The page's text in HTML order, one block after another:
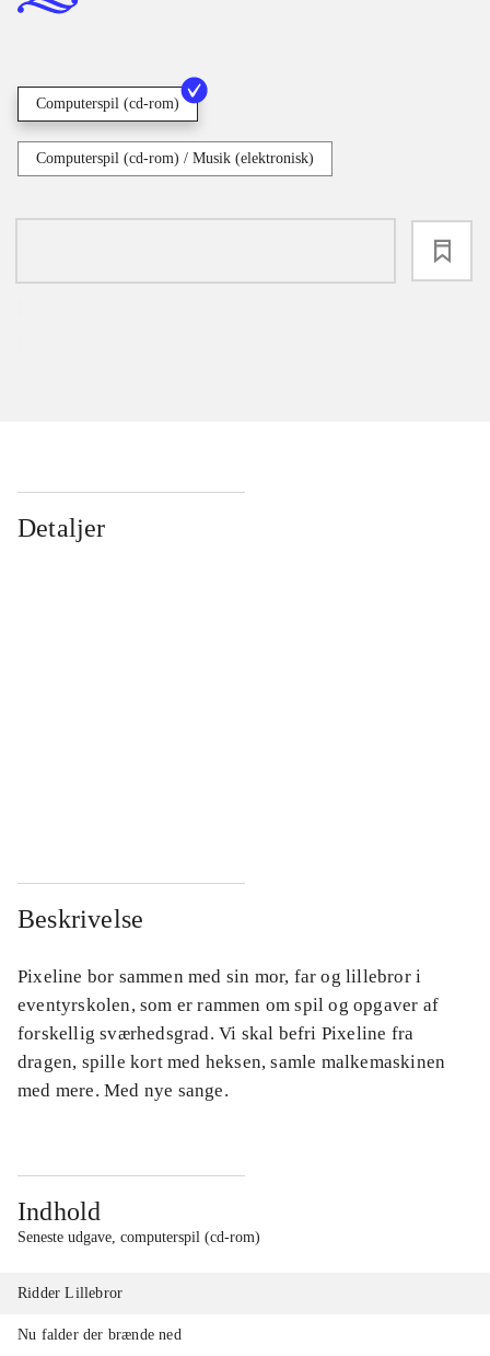
Computerspil (cd-rom)
Computerspil (cd-rom) / Musik (elektronisk)
Detaljer
Beskrivelse
Pixeline bor sammen med sin mor, far og lillebror i
eventyrskolen, som er rammen om spil og opgaver af
forskellig sværhedsgrad. Vi skal befri Pixeline fra
dragen, spille kort med heksen, samle malkemaskinen
med mere. Med nye sange.
Indhold
Seneste udgave, computerspil (cd-rom)
Ridder Lillebror
Nu falder der brænde ned